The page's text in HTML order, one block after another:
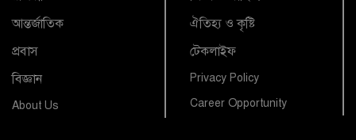
আন্তর্জাতিক
প্রবাস
বিজ্ঞান
About Us
ঐতিহ্য ও কৃষ্টি
টেকলাইফ
Privacy Policy
Career Opportunity